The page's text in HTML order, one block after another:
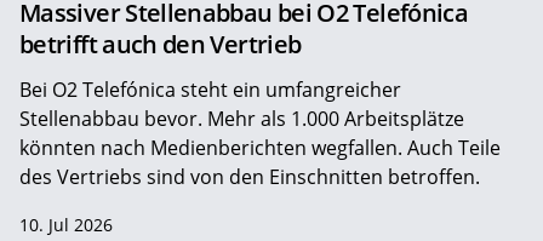
Massiver Stellenabbau bei O2 Telefónica
betrifft auch den Vertrieb
Bei O2 Telefónica steht ein umfangreicher
Stellenabbau bevor. Mehr als 1.000 Arbeitsplätze
könnten nach Medienberichten wegfallen. Auch Teile
des Vertriebs sind von den Einschnitten betroffen.
10. Jul 2026